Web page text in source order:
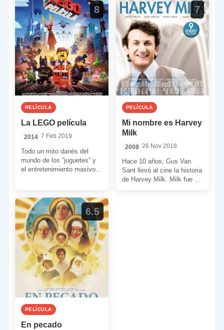
8
PELÍCULA
La LEGO película
2014 7 Feb 2019
Todo un mito danés del
mundo de los “juguetes” y
el entretenimiento masivo
7
PELÍCULA
Mi nombre es Harvey
Milk
2008 26 Nov 2018
Hace 10 años, Gus Van
Sant llevó al cine la historia
de Harvey Milk. Milk fue el
6.5
PELÍCULA
En pecado